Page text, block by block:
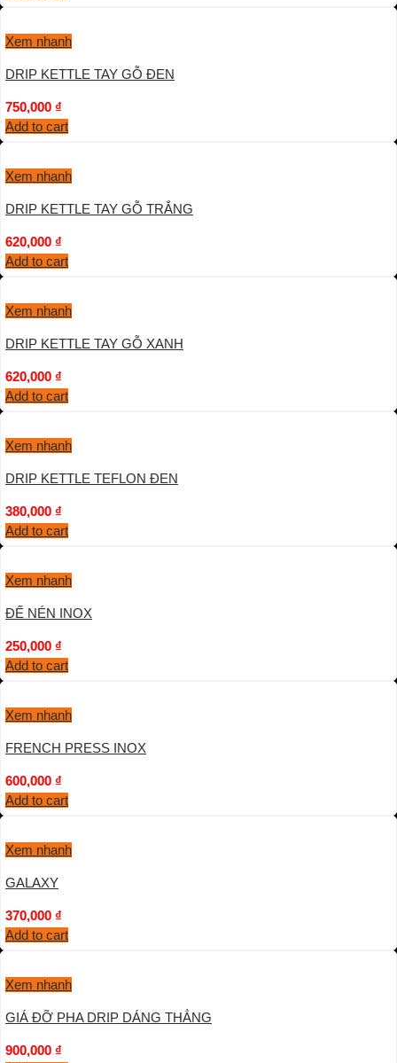
Xem nhanh
DRIP KETTLE TAY GỖ ĐEN
750,000 ₫
Add to cart
Xem nhanh
DRIP KETTLE TAY GỖ TRẮNG
620,000 ₫
Add to cart
Xem nhanh
DRIP KETTLE TAY GỖ XANH
620,000 ₫
Add to cart
Xem nhanh
DRIP KETTLE TEFLON ĐEN
380,000 ₫
Add to cart
Xem nhanh
ĐẾ NÉN INOX
250,000 ₫
Add to cart
Xem nhanh
FRENCH PRESS INOX
600,000 ₫
Add to cart
Xem nhanh
GALAXY
370,000 ₫
Add to cart
Xem nhanh
GIÁ ĐỠ PHA DRIP DÁNG THẲNG
900,000 ₫